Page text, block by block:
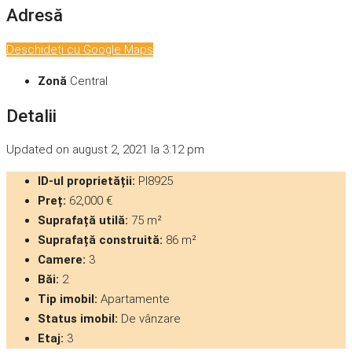
Adresă
Deschideți cu Google Maps
Zonă Central
Detalii
Updated on august 2, 2021 la 3:12 pm
ID-ul proprietății: PI8925
Preț: 62,000 €
Suprafață utilă: 75 m²
Suprafață construită: 86 m²
Camere: 3
Băi: 2
Tip imobil: Apartamente
Status imobil: De vânzare
Etaj: 3